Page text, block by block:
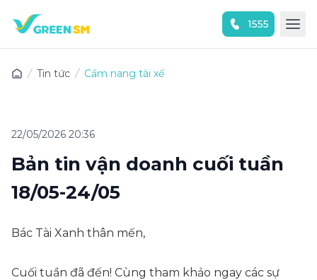
1555
Tin tức Cẩm nang tài xế
22/05/2026 20:36
Bản tin vận doanh cuối tuần
18/05-24/05
Bác Tài Xanh thân mến,
Cuối tuần đã đến! Cùng tham khảo ngay các sự